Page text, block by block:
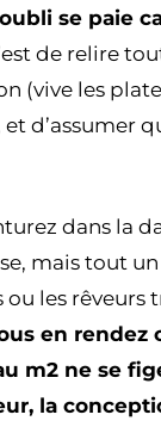
se paie
de relire
(vive les
d’assumer
dans la
mais tout
ou les rêveurs
en rendez
m2 ne se
la